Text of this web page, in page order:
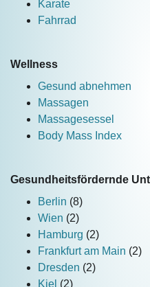
Karate
Fahrrad
Wellness
Gesund abnehmen
Massagen
Massagesessel
Body Mass Index
Gesundheitsfördernde
Berlin (8)
Wien (2)
Hamburg (2)
Frankfurt am Main (2)
Dresden (2)
Kiel (2)